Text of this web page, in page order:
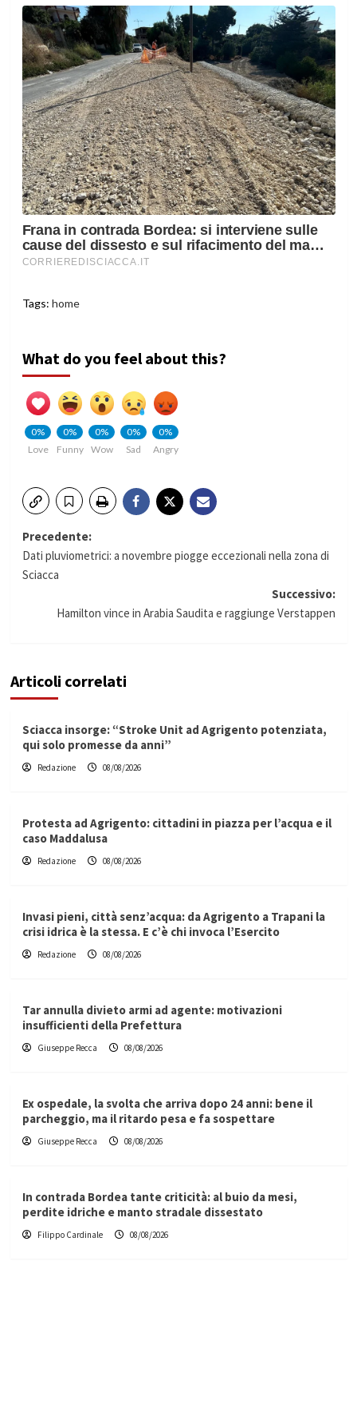
Tags: home
What do you feel about this?
0%
Love
0%
Funny
0%
Wow
0%
Sad
0%
Angry
Navigazione
articolo
Precedente:
Dati pluviometrici: a novembre piogge eccezionali nella zona di
Sciacca
Successivo:
Hamilton vince in Arabia Saudita e raggiunge Verstappen
Articoli correlati
Sciacca insorge: “Stroke Unit ad Agrigento potenziata,
qui solo promesse da anni”
Redazione 08/08/2026
Protesta ad Agrigento: cittadini in piazza per l’acqua e il
caso Maddalusa
Redazione 08/08/2026
Invasi pieni, città senz’acqua: da Agrigento a Trapani la
crisi idrica è la stessa. E c’è chi invoca l’Esercito
Redazione 08/08/2026
Tar annulla divieto armi ad agente: motivazioni
insufficienti della Prefettura
Giuseppe Recca 08/08/2026
Ex ospedale, la svolta che arriva dopo 24 anni: bene il
parcheggio, ma il ritardo pesa e fa sospettare
Giuseppe Recca 08/08/2026
In contrada Bordea tante criticità: al buio da mesi,
perdite idriche e manto stradale dissestato
Filippo Cardinale 08/08/2026